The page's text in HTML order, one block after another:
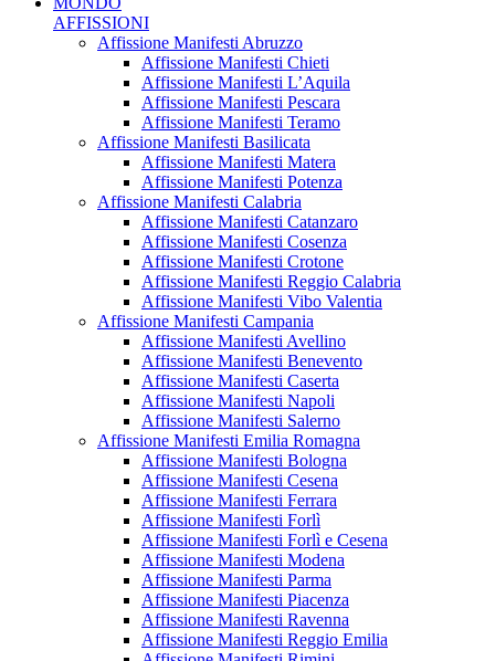
AFFISSIONI
Affissione Manifesti Abruzzo
Affissione Manifesti Chieti
Affissione Manifesti L’Aquila
Affissione Manifesti Pescara
Affissione Manifesti Teramo
Affissione Manifesti Basilicata
Affissione Manifesti Matera
Affissione Manifesti Potenza
Affissione Manifesti Calabria
Affissione Manifesti Catanzaro
Affissione Manifesti Cosenza
Affissione Manifesti Crotone
Affissione Manifesti Reggio Calabria
Affissione Manifesti Vibo Valentia
Affissione Manifesti Campania
Affissione Manifesti Avellino
Affissione Manifesti Benevento
Affissione Manifesti Caserta
Affissione Manifesti Napoli
Affissione Manifesti Salerno
Affissione Manifesti Emilia Romagna
Affissione Manifesti Bologna
Affissione Manifesti Cesena
Affissione Manifesti Ferrara
Affissione Manifesti Forlì
Affissione Manifesti Forlì e Cesena
Affissione Manifesti Modena
Affissione Manifesti Parma
Affissione Manifesti Piacenza
Affissione Manifesti Ravenna
Affissione Manifesti Reggio Emilia